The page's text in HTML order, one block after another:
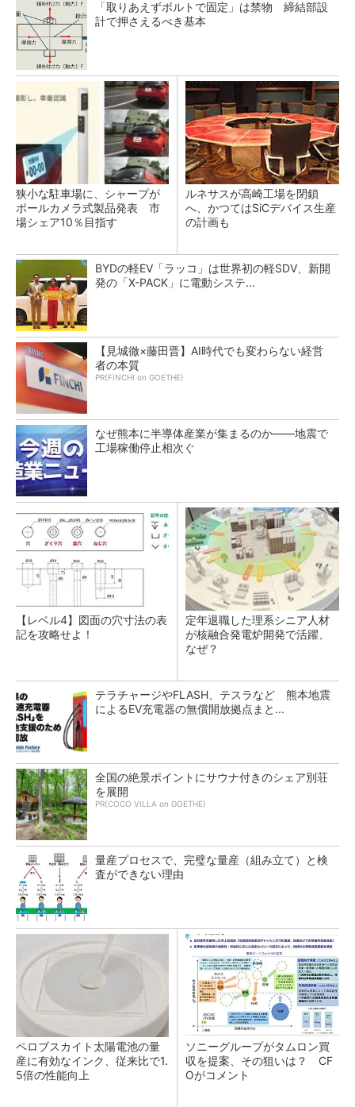
「取りあえずボルトで固定」は禁物 締結部設
計で押さえるべき基本
狭小な駐車場に、シャープが
ポールカメラ式製品発表 市
場シェア10％目指す
ルネサスが高崎工場を閉鎖
へ、かつてはSiCデバイス生産
の計画も
BYDの軽EV「ラッコ」は世界初の軽SDV、新開
発の「X-PACK」に電動システ...
【見城徹×藤田晋】AI時代でも変わらない経営
者の本質
PR(FINCHI on GOETHE)
なぜ熊本に半導体産業が集まるのか――地震で
工場稼働停止相次ぐ
【レベル4】図面の穴寸法の表
記を攻略せよ！
定年退職した理系シニア人材
が核融合発電炉開発で活躍、
なぜ？
テラチャージやFLASH、テスラなど 熊本地震
によるEV充電器の無償開放拠点まと...
全国の絶景ポイントにサウナ付きのシェア別荘
を展開
PR(COCO VILLA on GOETHE)
量産プロセスで、完璧な量産（組み立て）と検
査ができない理由
ペロブスカイト太陽電池の量
産に有効なインク、従来比で1.
5倍の性能向上
ソニーグループがタムロン買
収を提案、その狙いは？ CF
Oがコメント